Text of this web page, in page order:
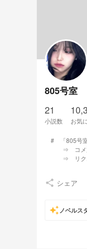
805号室
21
小説数 お気
# 「805号室
⇒ コメ
⇒ リクエス
【 F.M.
share シェア
auto_awesomeノベルス